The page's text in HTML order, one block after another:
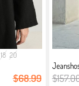
18 20
$68.99